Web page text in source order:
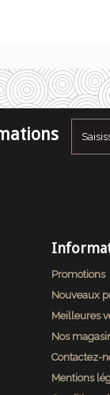
Promotions
Nouveaux
Meilleures
Nos
Contactez-
Mentions